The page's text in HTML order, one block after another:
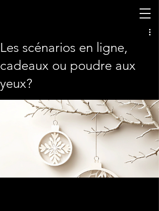
Les scénarios en ligne,
cadeaux ou poudre aux
yeux?